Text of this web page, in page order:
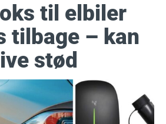
til elbiler
tilbage – kan
stød